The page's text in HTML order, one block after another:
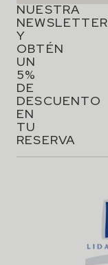
NUESTRA
NEWSLETTER
Y
OBTÉN
UN
5%
DE
DESCUENTO
EN
TU
RESERVA